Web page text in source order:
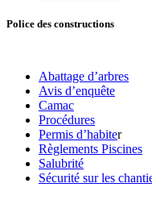
Police des constructions
Abattage d’arbres
Avis d’enquête
Camac
Procédures
Permis d’habiter
Règlements Piscines
Salubrité
Sécurité sur les